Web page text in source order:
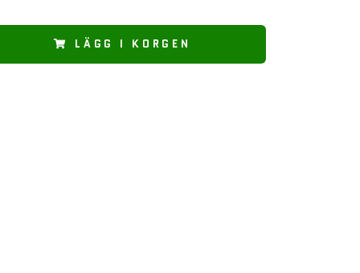
LÄGG I KORGEN